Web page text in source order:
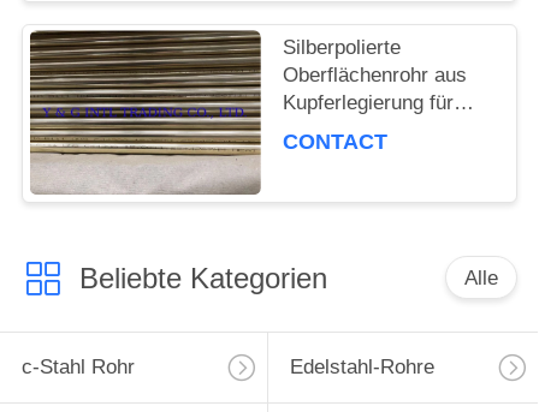
Silberpolierte
Oberflächenrohr aus
Kupferlegierung für
Möbeldekoration
CONTACT
Beliebte Kategorien Alle
c-Stahl Rohr Edelstahl-Rohre